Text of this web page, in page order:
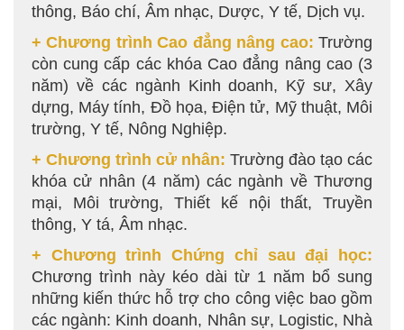
thông, Báo chí, Âm nhạc, Dược, Y tế, Dịch vụ.
+ Chương trình Cao đẳng nâng cao: Trường
còn cung cấp các khóa Cao đẳng nâng cao (3
năm) về các ngành Kinh doanh, Kỹ sư, Xây
dựng, Máy tính, Đồ họa, Điện tử, Mỹ thuật, Môi
trường, Y tế, Nông Nghiệp.
+ Chương trình cử nhân: Trường đào tạo các
khóa cử nhân (4 năm) các ngành về Thương
mại, Môi trường, Thiết kế nội thất, Truyền
thông, Y tá, Âm nhạc.
+ Chương trình Chứng chỉ sau đại học:
Chương trình này kéo dài từ 1 năm bổ sung
những kiến thức hỗ trợ cho công việc bao gồm
các ngành: Kinh doanh, Nhân sự, Logistic, Nhà